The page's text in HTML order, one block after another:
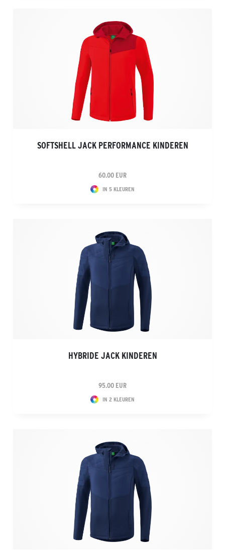
SOFTSHELL JACK PERFORMANCE KINDEREN
60.00 EUR
IN 5 KLEUREN
HYBRIDE JACK KINDEREN
95.00 EUR
IN 2 KLEUREN